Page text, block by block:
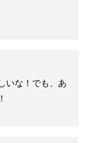
いな！でも、あ